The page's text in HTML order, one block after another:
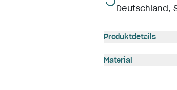
Deutschland,
Produktdetails
Material